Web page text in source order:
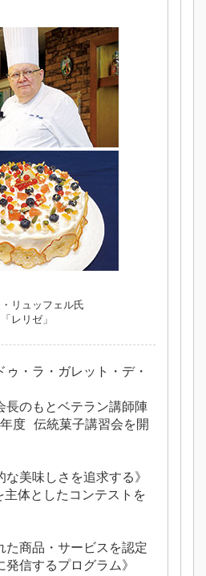
・リュッフェル氏
「レリゼ」
ゥ・ラ・ガレット・デ・
長のもとベテラン講師陣
度 伝統菓子講習会を開
な美味しさを追求する》
体としたコンテストを
た商品・サービスを認定
発信するプログラム》